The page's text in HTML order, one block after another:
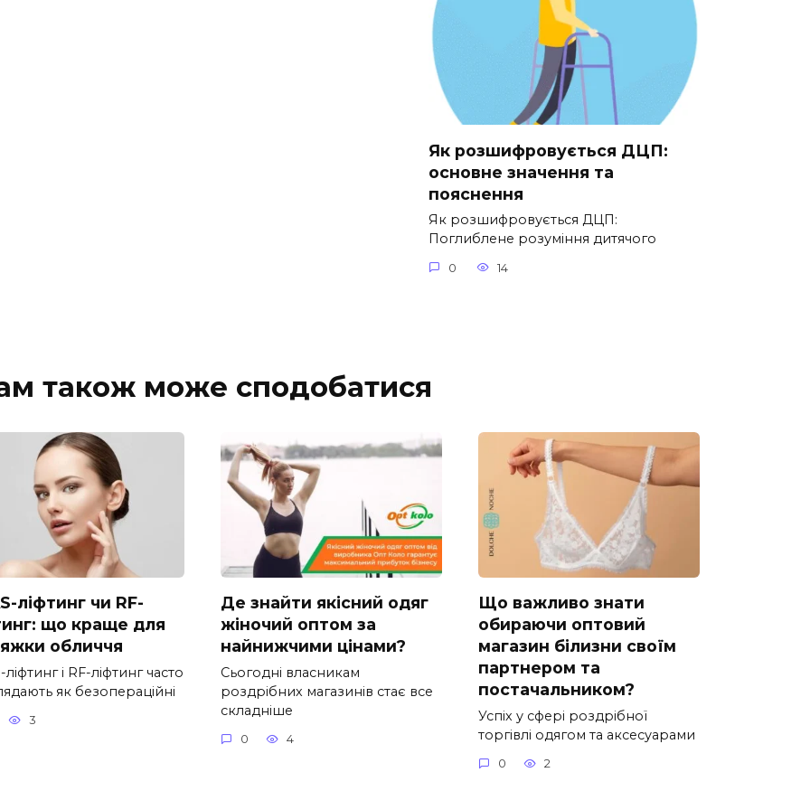
Як розшифровується ДЦП:
основне значення та
пояснення
Як розшифровується ДЦП:
Поглиблене розуміння дитячого
0 14
також може сподобатися
ліфтинг чи RF-
що краще для
обличчя
ліфтинг і RF-ліфтинг часто
як безопераційні
3
Де знайти якісний одяг
жіночий оптом за
найнижчими цінами?
Сьогодні власникам
роздрібних магазинів стає все
складніше
0 4
Що важливо знати
обираючи оптовий
магазин білизни своїм
партнером та
постачальником?
Успіх у сфері роздрібної
торгівлі одягом та аксесуарами
0 2